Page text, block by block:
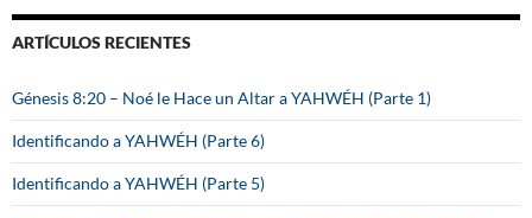
a
r
ARTÍCULOS RECIENTES
Génesis 8:20 – Noé le Hace un Altar a YAHWÉH (Parte 1)
Identificando a YAHWÉH (Parte 6)
Identificando a YAHWÉH (Parte 5)